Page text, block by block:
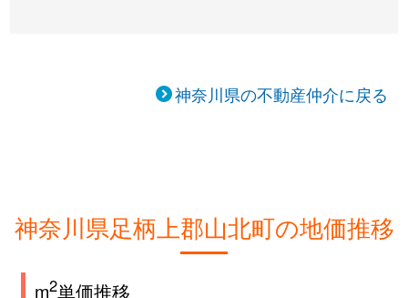
神奈川県の不動産仲介に戻る
神奈川県足柄上郡山北町の地価推移
m2単価推移